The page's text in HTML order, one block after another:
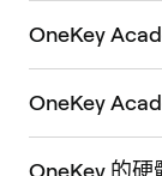
OneKey
OneKey
OneKey 的硬